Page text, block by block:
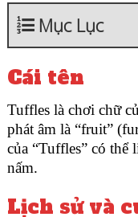
Mục Lục
Cái tên
Tuffles là chơi chữ
phát âm là “fruit”
của “Tuffles” có thể
nấm.
Lịch sử và